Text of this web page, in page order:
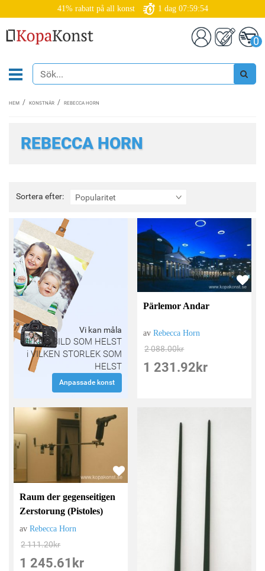
41% rabatt på all konst 1 dag 07:59:54
0
HEM KONSTNÄR REBECCA HORN
REBECCA HORN
Sortera efter: Popularitet
Sortera
efter:
Vi kan måla
VILKEN BILD SOM HELST
i VILKEN STORLEK SOM
HELST
Anpassade konst
Pärlemor Andar
avRebecca Horn
2 088.00kr
1 231.92 kr
Raum der gegenseitigen
Zerstorung (Pistoles)
avRebecca Horn
2 111.20kr
1 245.61 kr